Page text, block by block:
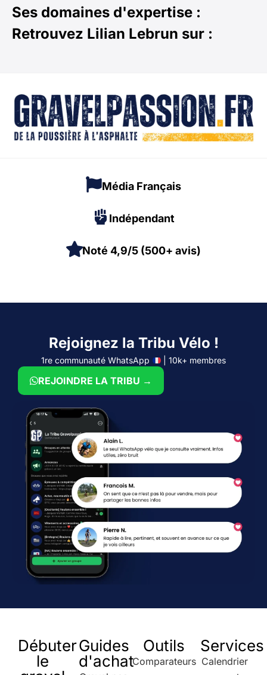
Ses domaines d'expertise :
Retrouvez Lilian Lebrun sur :
Média Français
Indépendant
Noté 4,9/5 (500+ avis)
Rejoignez la Tribu Vélo !
1re communauté WhatsApp | 10k+ membres
REJOINDRE LA TRIBU →
Débuter
le
Guides
d'achat
Outils
Comparateurs
Services
Calendrier